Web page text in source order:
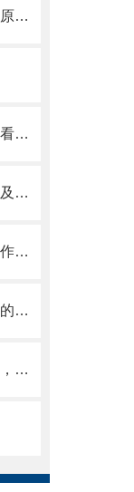
流式细胞仪的信号处理与数据分析原理分析
还不了解贝克曼流式细胞仪鞘液？看这里就对了！
贝克曼流式细胞仪荧光微球的调试及使用
一文详细贝克曼流式细胞仪鞘液的作用原理
你了解贝克曼流式细胞仪荧光微球的制备之怎样的吗
贝克曼流式细胞仪荧光微球优点多，实用效果好